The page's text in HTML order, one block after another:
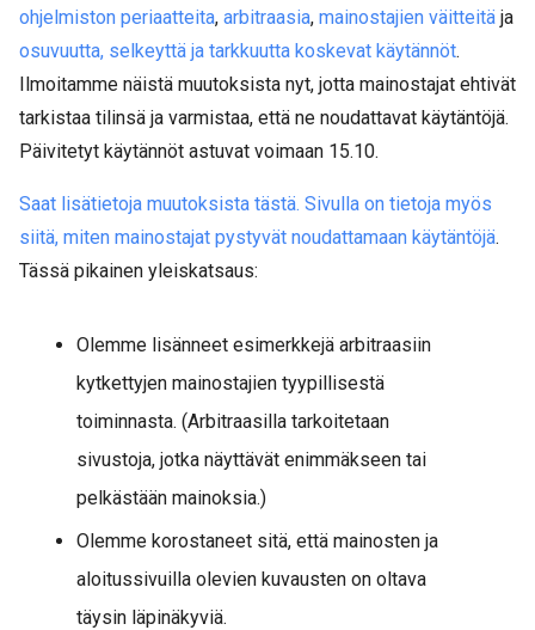
ohjelmiston periaatteita, arbitraasia, mainostajien väitteitä ja
osuvuutta, selkeyttä ja tarkkuutta koskevat käytännöt.
Ilmoitamme näistä muutoksista nyt, jotta mainostajat ehtivät
tarkistaa tilinsä ja varmistaa, että ne noudattavat käytäntöjä.
Päivitetyt käytännöt astuvat voimaan 15.10.
Saat lisätietoja muutoksista tästä. Sivulla on tietoja myös
siitä, miten mainostajat pystyvät noudattamaan käytäntöjä.
Tässä pikainen yleiskatsaus:
Olemme lisänneet esimerkkejä arbitraasiin
kytkettyjen mainostajien tyypillisestä
toiminnasta. (Arbitraasilla tarkoitetaan
sivustoja, jotka näyttävät enimmäkseen tai
pelkästään mainoksia.)
Olemme korostaneet sitä, että mainosten ja
aloitussivuilla olevien kuvausten on oltava
täysin läpinäkyviä.